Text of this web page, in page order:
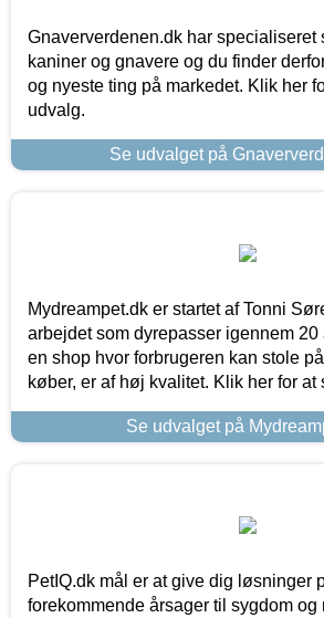
Gnaververdenen.dk har specialiseret
kaniner og gnavere og du finder
og nyeste ting på markedet. Klik her
udvalg.
Se udvalget på
Mydreampet.dk er startet af Tonni
arbejdet som dyrepasser igennem
en shop hvor forbrugeren kan stole
køber, er af høj kvalitet. Klik her for at
Se udvalget på
PetIQ.dk mål er at give dig løsninger
forekommende årsager til sygdom og